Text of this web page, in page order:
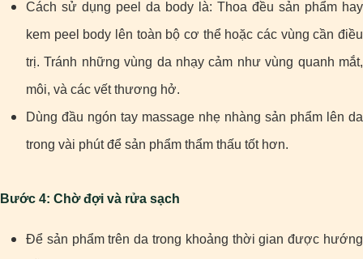
Cách sử dụng peel da body là: Thoa đều sản phẩm hay
kem peel body lên toàn bộ cơ thể hoặc các vùng cần điều
trị. Tránh những vùng da nhạy cảm như vùng quanh mắt,
môi, và các vết thương hở.
Dùng đầu ngón tay massage nhẹ nhàng sản phẩm lên da
trong vài phút để sản phẩm thẩm thấu tốt hơn.
Bước 4: Chờ đợi và rửa sạch
Để sản phẩm trên da trong khoảng thời gian được hướng